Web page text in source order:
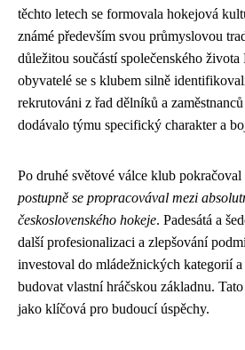
těchto letech se formovala hokejová
známé především svou průmyslovou
důležitou součástí společenského
obyvatelé se s klubem silně
rekrutováni z řad dělníků a
dodávalo týmu specifický charakter a
Po druhé světové válce klub pokračoval
postupně se propracovával mezi
československého hokeje. Padesátá a
další profesionalizaci a zlepšování
investoval do mládežnických kategorií
budovat vlastní hráčskou základnu. Tato
jako klíčová pro budoucí úspěchy.